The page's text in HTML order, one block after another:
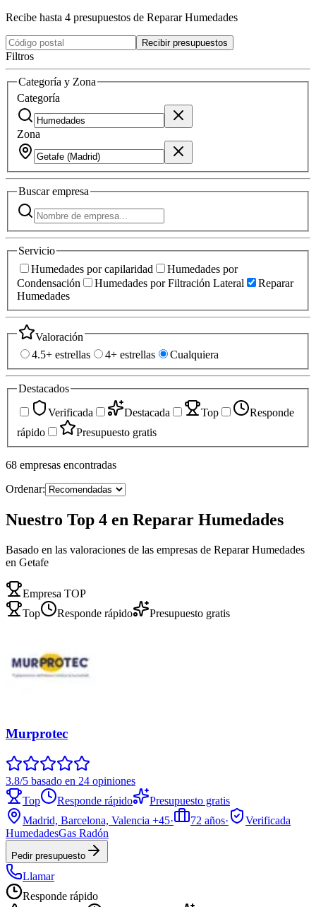
Recibe hasta 4 presupuestos de Reparar Humedades
Recibir presupuestos
Filtros
Categoría y Zona
Categoría
Zona
Buscarempresa
Servicio
Humedades por capilaridad
Humedades por
Condensación
Humedades por Filtración Lateral
Reparar
Humedades
Valoración
4.5+ estrellas
4+ estrellas Cualquiera
Destacados
Verificada
Destacada Top
Responde
rápido
Presupuesto gratis
68 empresas encontradas
Ordenar:
Nuestro Top 4 en Reparar Humedades
Basado en las valoraciones de las empresas de Reparar Humedades
en Getafe
Empresa TOP
Top
Responde rápido Presupuesto gratis
Murprotec
3.8/5 basado en 24 opiniones
Top
Responde rápido
Presupuesto gratis
Madrid, Barcelona, Valencia +45· 72 años·
Verificada
HumedadesGas Radón
Pedir presupuesto
Llamar
Responde rápido